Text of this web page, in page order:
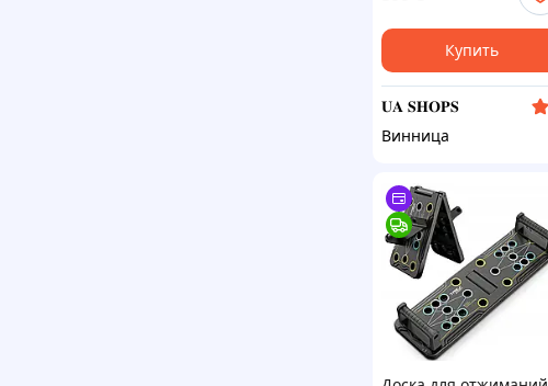
платформа для
отжиманияКупить
𝐔𝐀 𝐒𝐇𝐎𝐏𝐒
Винница